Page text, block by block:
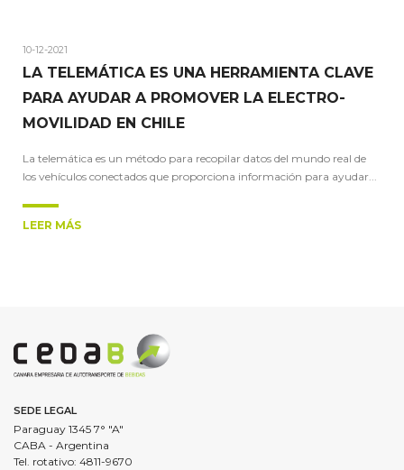
10-12-2021
LA TELEMÁTICA ES UNA HERRAMIENTA CLAVE
PARA AYUDAR A PROMOVER LA ELECTRO-
MOVILIDAD EN CHILE
La telemática es un método para recopilar datos del mundo real de
los vehículos conectados que proporciona información para ayudar...
LEER MÁS
SEDE LEGAL
Paraguay 1345 7° "A"
CABA - Argentina
Tel. rotativo: 4811-9670